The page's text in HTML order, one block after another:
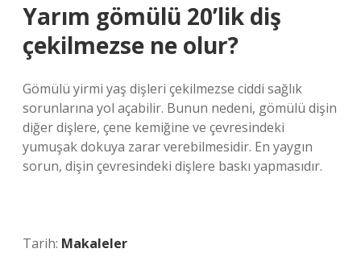
Yarım gömülü 20’lik diş
çekilmezse ne olur?
Gömülü yirmi yaş dişleri çekilmezse ciddi sağlık
sorunlarına yol açabilir. Bunun nedeni, gömülü dişin
diğer dişlere, çene kemiğine ve çevresindeki
yumuşak dokuya zarar verebilmesidir. En yaygın
sorun, dişin çevresindeki dişlere baskı yapmasıdır.
Tarih: Makaleler